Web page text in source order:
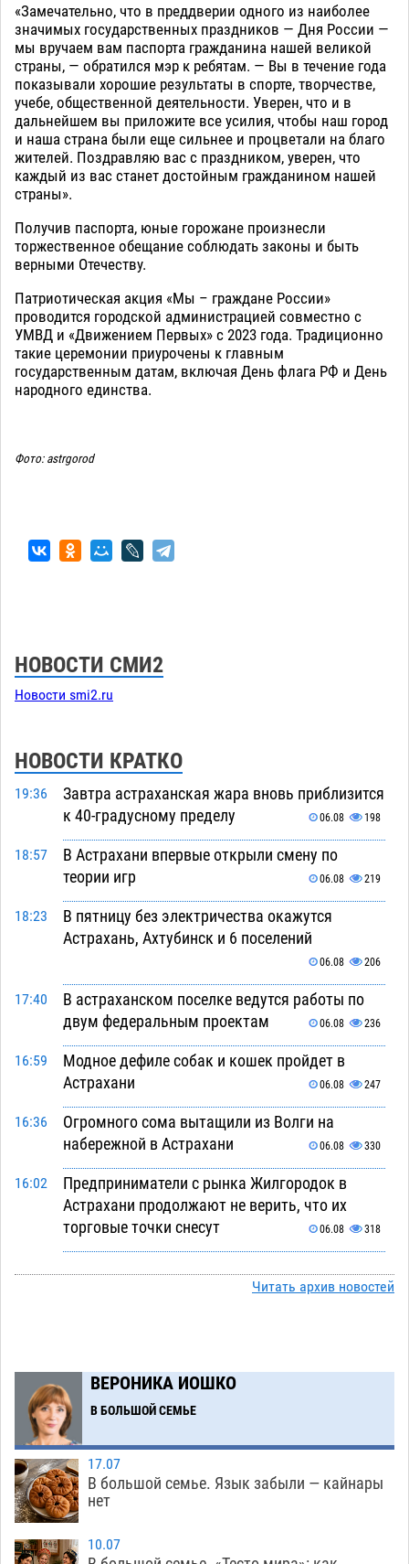
«Замечательно, что в преддверии одного из наиболее
значимых государственных праздников — Дня России —
мы вручаем вам паспорта гражданина нашей великой
страны, — обратился мэр к ребятам. — Вы в течение года
показывали хорошие результаты в спорте, творчестве,
учебе, общественной деятельности. Уверен, что и в
дальнейшем вы приложите все усилия, чтобы наш город
и наша страна были еще сильнее и процветали на благо
жителей. Поздравляю вас с праздником, уверен, что
каждый из вас станет достойным гражданином нашей
страны».
Получив паспорта, юные горожане произнесли
торжественное обещание соблюдать законы и быть
верными Отечеству.
Патриотическая акция «Мы – граждане России»
проводится городской администрацией совместно с
УМВД и «Движением Первых» с 2023 года. Традиционно
такие церемонии приурочены к главным
государственным датам, включая День флага РФ и День
народного единства.
Фото: astrgorod
НОВОСТИ СМИ2
Новости smi2.ru
НОВОСТИ КРАТКО
19:36
Завтра астраханская жара вновь приблизится
к 40-градусному пределу
06.08 198
18:57
В Астрахани впервые открыли смену по
теории игр
06.08 219
18:23
В пятницу без электричества окажутся
Астрахань, Ахтубинск и 6 поселений
06.08 206
17:40
В астраханском поселке ведутся работы по
двум федеральным проектам
06.08 236
16:59
Модное дефиле собак и кошек пройдет в
Астрахани
06.08 247
16:36
Огромного сома вытащили из Волги на
набережной в Астрахани
06.08 330
16:02
Предприниматели с рынка Жилгородок в
Астрахани продолжают не верить, что их
торговые точки снесут
06.08 318
на новой серебряной монете Банка России
в музее Пушкина в Москве
06.08 231
13:50
Мэрия Астрахани переводит городские
зеленые зоны на автоматический полив
13:13
Скончался второй ребенок после пожара в
Астрахани
12:49 Астраханские гандболисты с крупной победы
Читать архив новостей
ВЕРОНИКА ИОШКО
В БОЛЬШОЙ СЕМЬЕ
17.07
В большой семье. Язык забыли — кайнары
нет
10.07